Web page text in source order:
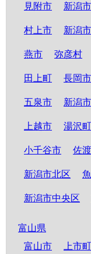
見附市
新潟
村上市 新潟
燕市 弥彦村
田上町 長岡市
五泉市 新潟
上越市 湯沢町
小千谷市 佐
新潟市北区
新潟市中央区
富山県
富山市
上市町